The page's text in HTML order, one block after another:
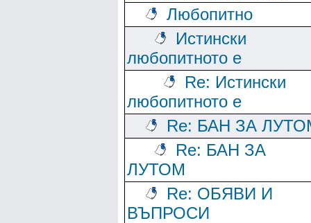
Любопитно
Истински
любопитното е
Re: Истински
любопитното е
Re: БАН ЗА
Re: БАН ЗА
ЛУТОМ
Re: ОБЯВИ И
ВЪПРОСИ